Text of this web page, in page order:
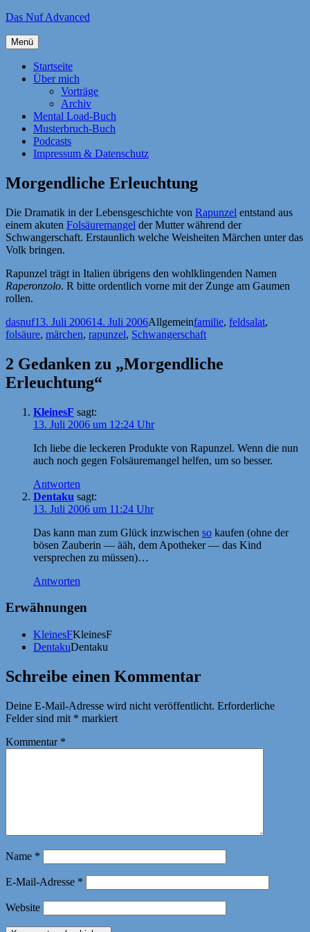
Zum
springen
Das Nuf Advanced
Menü
Startseite
Über mich
Vorträge
Archiv
Mental Load-Buch
Musterbruch-Buch
Podcasts
Impressum & Datenschutz
Morgendliche Erleuchtung
Die Dramatik in der Lebensgeschichte von Rapunzel entstand aus
einem akuten Folsäuremangel der Mutter während der
Schwangerschaft. Erstaunlich welche Weisheiten Märchen unter das
Volk bringen.
Rapunzel trägt in Italien übrigens den wohlklingenden Namen
Raperonzolo. R bitte ordentlich vorne mit der Zunge am Gaumen
rollen.
Autor
dasnufVeröffentlicht
am
13. Juli 200614. Juli 2006Kategorien
AllgemeinSchlagwörter
familie, feldsalat,
folsäure, märchen, rapunzel, Schwangerschaft
2 Gedanken zu „Morgendliche
Erleuchtung“
KleinesF sagt:
13. Juli 2006 um 12:24 Uhr
Ich liebe die leckeren Produkte von Rapunzel. Wenn die nun
auch noch gegen Folsäuremangel helfen, um so besser.
Antworten
Dentaku sagt:
13. Juli 2006 um 11:24 Uhr
Das kann man zum Glück inzwischen so kaufen (ohne der
bösen Zauberin — ääh, dem Apotheker — das Kind
versprechen zu müssen)…
Antworten
Erwähnungen
KleinesFKleinesF
DentakuDentaku
Schreibe einen Kommentar
Deine E-Mail-Adresse wird nicht veröffentlicht. Erforderliche
Felder sind mit * markiert
Kommentar *
Name *
E-Mail-Adresse *
Website